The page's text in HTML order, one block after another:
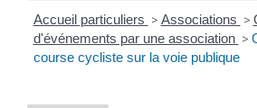
Accueil particuliers > Associations >
d'événements par une association >
course cycliste sur la voie publique